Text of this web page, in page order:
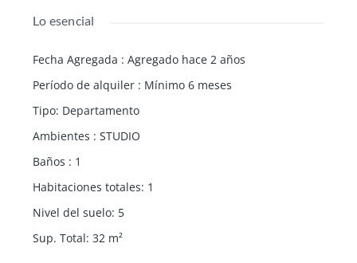
Lo esencial
Fecha Agregada : Agregado hace 2 años
Período de alquiler : Mínimo 6 meses
Tipo: Departamento
Ambientes : STUDIO
Baños : 1
Habitaciones totales: 1
Nivel del suelo: 5
Sup. Total: 32 m²